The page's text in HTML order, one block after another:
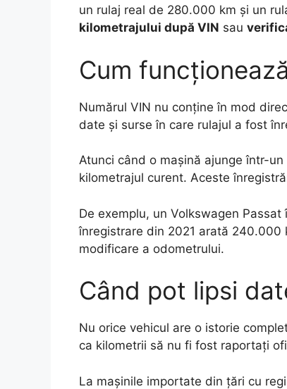
un rulaj real de 280.000 km și un
kilometrajului după VIN sau
Cum
Numărul VIN nu conține în mod
date și surse în care rulajul a fost
Atunci când o mașină ajunge într-
kilometrajul curent. Aceste
De exemplu, un Volkswagen
înregistrare din 2021 arată 240.000
modificare a odometrului.
Când pot lipsi
Nu orice vehicul are o istorie
ca kilometrii să nu fi fost raportați
La mașinile importate din țări cu